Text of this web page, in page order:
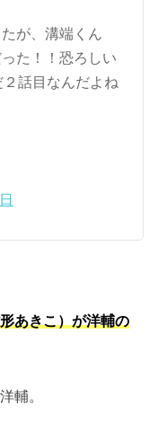
が、溝端くん
た！！恐ろしい
話目なんだよね
あきこ）が洋輔の
輔。